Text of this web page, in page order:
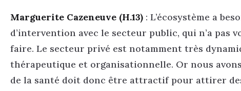
Marguerite Cazeneuve (H.13) : L’écosystème a
d’intervention avec le secteur public, qui n’a
faire. Le secteur privé est notamment très
thérapeutique et organisationnelle. Or nous
de la santé doit donc être attractif pour attirer